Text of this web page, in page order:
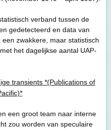
verband tussen de
gedetecteerd en data van
zwakkere, maar statistisch
het dagelijkse aantal UAP-
transients *(Publications of
een groot team naar interne
zou worden van speculaire